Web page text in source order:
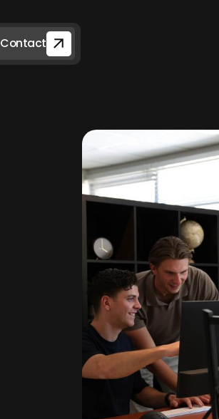
Contact